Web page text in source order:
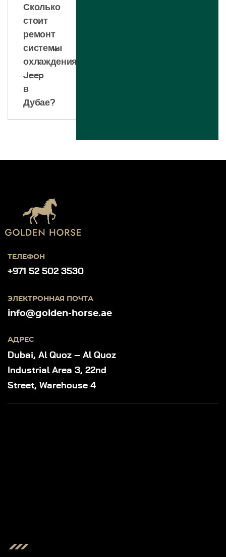
Сколько
стоит
ремонт
системы
охлаждения
Jeep
в
Дубае?
ТЕЛЕФОН
+971 52 502 3530
ЭЛЕКТРОННАЯ ПОЧТА
info@golden-horse.ae
АДРЕС
Dubai, Al Quoz – Al Quoz
Industrial Area 3, 22nd
Street, Warehouse 4